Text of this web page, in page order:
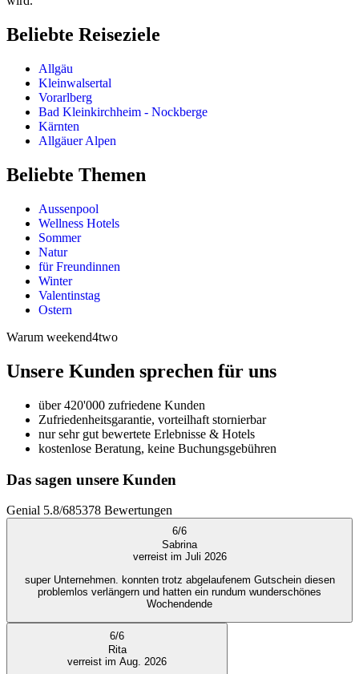
Beliebte Reiseziele
Allgäu
Kleinwalsertal
Vorarlberg
Bad Kleinkirchheim - Nockberge
Kärnten
Allgäuer Alpen
Beliebte Themen
Aussenpool
Wellness Hotels
Sommer
Natur
für Freundinnen
Winter
Valentinstag
Ostern
Warum weekend4two
Unsere Kunden sprechen für uns
über 420'000 zufriedene Kunden
Zufriedenheitsgarantie, vorteilhaft stornierbar
nur sehr gut bewertete Erlebnisse & Hotels
kostenlose Beratung, keine Buchungsgebühren
Das sagen unsere Kunden
Genial 5.8/685378 Bewertungen
6/6
Sabrina
verreist im Juli 2026
super Unternehmen. konnten trotz abgelaufenem Gutschein diesen
problemlos verlängern und hatten ein rundum wunderschönes
Wochendende
6/6
Rita
verreist im Aug. 2026